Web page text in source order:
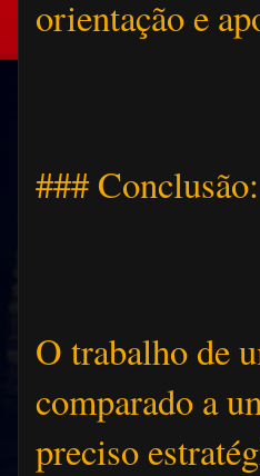
orientação e
###
O trabalho de
comparado a
preciso